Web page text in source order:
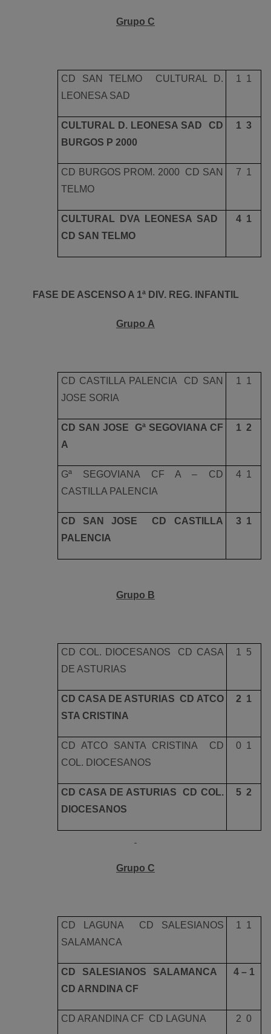
Grupo C
CD SAN TELMO  CULTURAL D.
LEONESA SAD
1  1
CULTURAL D. LEONESA SAD  CD
BURGOS P 2000
1  3
CD BURGOS PROM. 2000  CD SAN
TELMO
7  1
CULTURAL DVA LEONESA SAD 
CD SAN TELMO
4  1
FASE DE ASCENSO A 1ª DIV. REG. INFANTIL
Grupo A
CD CASTILLA PALENCIA  CD SAN
JOSE SORIA
1  1
CD SAN JOSE  Gª SEGOVIANA CF
A
1  2
Gª SEGOVIANA CF A – CD
CASTILLA PALENCIA
4  1
CD SAN JOSE  CD CASTILLA
PALENCIA
3  1
Grupo B
CD COL. DIOCESANOS  CD CASA
DE ASTURIAS
1  5
CD CASA DE ASTURIAS  CD ATCO
STA CRISTINA
2  1
CD ATCO SANTA CRISTINA  CD
COL. DIOCESANOS
0  1
CD CASA DE ASTURIAS  CD COL.
DIOCESANOS
5  2
Grupo C
CD LAGUNA  CD SALESIANOS
SALAMANCA
1  1
CD SALESIANOS SALAMANCA 
CD ARNDINA CF
4 – 1
CD ARANDINA CF  CD LAGUNA 2  0